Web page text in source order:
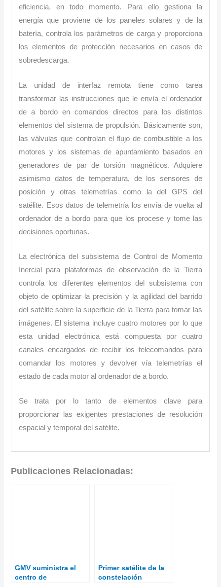
eficiencia, en todo momento. Para ello gestiona la
energía que proviene de los paneles solares y de la
batería, controla los parámetros de carga y proporciona
los elementos de protección necesarios en casos de
sobredescarga.
La unidad de interfaz remota tiene como tarea
transformar las instrucciones que le envía el ordenador
de a bordo en comandos directos para los distintos
elementos del sistema de propulsión. Básicamente son,
las válvulas que controlan el flujo de combustible a los
motores y los sistemas de apuntamiento basados en
generadores de par de torsión magnéticos. Adquiere
asimismo datos de temperatura, de los sensores de
posición y otras telemetrías como la del GPS del
satélite. Esos datos de telemetría los envía de vuelta al
ordenador de a bordo para que los procese y tome las
decisiones oportunas.
La electrónica del subsistema de Control de Momento
Inercial para plataformas de observación de la Tierra
controla los diferentes elementos del subsistema con
objeto de optimizar la precisión y la agilidad del barrido
del satélite sobre la superficie de la Tierra para tomar las
imágenes. El sistema incluye cuatro motores por lo que
esta unidad electrónica está compuesta por cuatro
canales encargados de recibir los telecomandos para
comandar los motores y devolver vía telemetrías el
estado de cada motor al ordenador de a bordo.
Se trata por lo tanto de elementos clave para
proporcionar las exigentes prestaciones de resolución
espacial y temporal del satélite.
Publicaciones Relacionadas:
GMV suministra el
centro de
Primer satélite de la
constelación